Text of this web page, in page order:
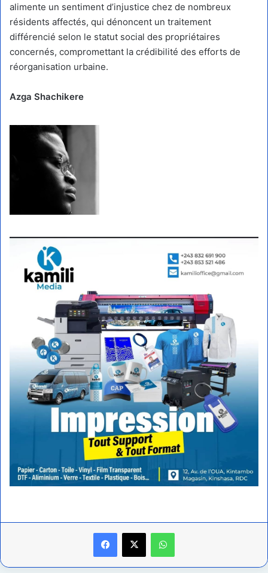
alimente un sentiment d’injustice chez de nombreux
résidents affectés, qui dénoncent un traitement
différencié selon le statut social des propriétaires
concernés, compromettant la crédibilité des efforts de
réorganisation urbaine.
Azga Shachikere
Facebook
X WhatsApp